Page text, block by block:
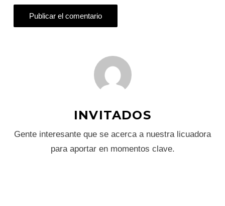
INVITADOS
Gente interesante que se acerca a nuestra licuadora
para aportar en momentos clave.